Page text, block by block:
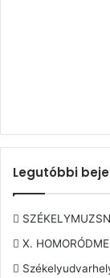
Legutóbbi
X.